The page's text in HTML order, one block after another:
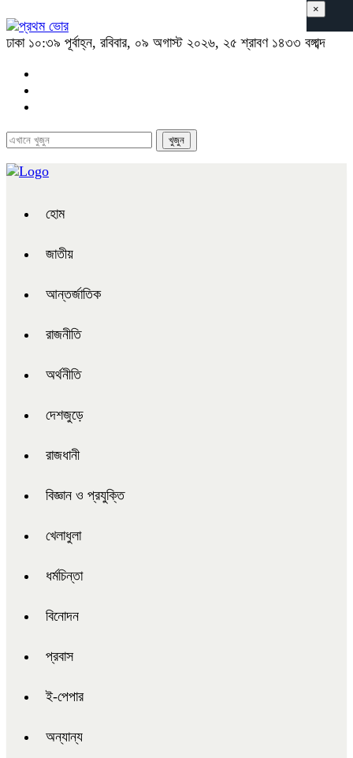
ঢাকা ১০:৩৯ পূর্বাহ্ন, রবিবার, ০৯ অগাস্ট ২০২৬, ২৫ শ্রাবণ ১৪৩৩ বঙ্গাব্দ
হোম
জাতীয়
আন্তর্জাতিক
রাজনীতি
অর্থনীতি
দেশজুড়ে
রাজধানী
বিজ্ঞান ও প্রযুক্তি
খেলাধুলা
ধর্মচিন্তা
বিনোদন
প্রবাস
ই-পেপার
অন্যান্য
×